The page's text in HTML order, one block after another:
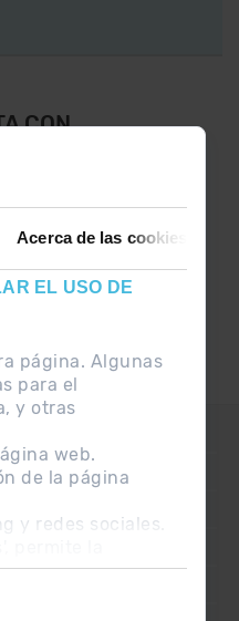
Acerca de las cookies
EL USO DE
página. Algunas
para el
y otras
web.
de la página
y redes sociales.
prefieres
CON
Sociales y
el primero :)